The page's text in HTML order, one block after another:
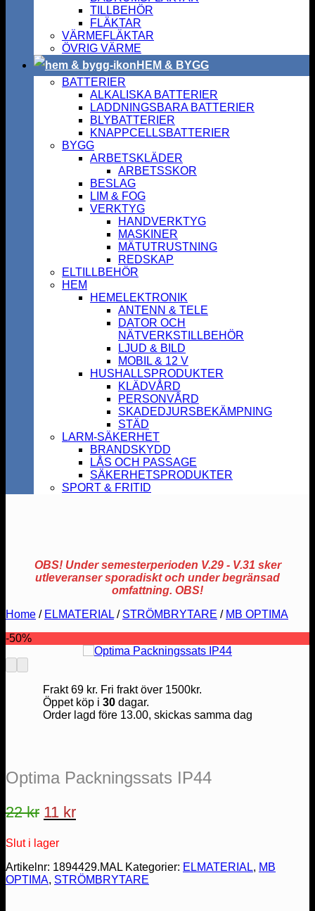
TILLBEHÖR
FLÄKTAR
VÄRMEFLÄKTAR
ÖVRIG VÄRME
HEM & BYGG
BATTERIER
ALKALISKA BATTERIER
LADDNINGSBARA BATTERIER
BLYBATTERIER
KNAPPCELLSBATTERIER
BYGG
ARBETSKLÄDER
ARBETSSKOR
BESLAG
LIM & FOG
VERKTYG
HANDVERKTYG
MASKINER
MÄTUTRUSTNING
REDSKAP
ELTILLBEHÖR
HEM
HEMELEKTRONIK
ANTENN & TELE
DATOR OCH
NÄTVERKSTILLBEHÖR
LJUD & BILD
MOBIL & 12 V
HUSHALLSPRODUKTER
KLÄDVÅRD
PERSONVÅRD
SKADEDJURSBEKÄMPNING
STÄD
LARM-SÄKERHET
BRANDSKYDD
LÅS OCH PASSAGE
SÄKERHETSPRODUKTER
SPORT & FRITID
OBS! Under semesterperioden V.29 - V.31 sker
utleveranser sporadiskt och under begränsad
omfattning. OBS!
Home / ELMATERIAL / STRÖMBRYTARE / MB OPTIMA
-50%
Frakt 69 kr. Fri frakt över 1500kr.
Öppet köp i 30dagar.
Order lagd före 13.00, skickas samma dag
Optima Packningssats IP44
22kr Det
priset
var:
22 kr.
11 krDet
är:
11 kr.
Slut i lager
Artikelnr: 1894429.MAL Kategorier: ELMATERIAL, MB
OPTIMA, STRÖMBRYTARE